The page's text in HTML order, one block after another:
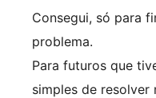
Consegui, só para
problema.
Para futuros que
simples de resolver